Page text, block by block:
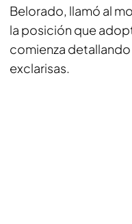
Belorado, llamó al
la posición que
comienza detallando
exclarisas.